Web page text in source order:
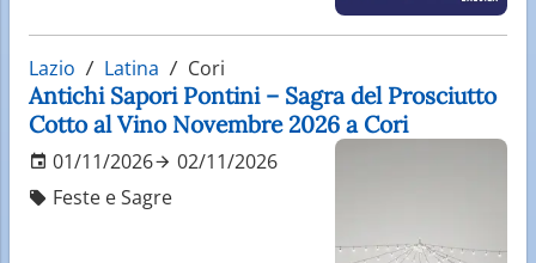
Lazio Latina Cori
Antichi Sapori Pontini – Sagra del Prosciutto
Cotto al Vino Novembre 2026 a Cori
01/11/2026
02/11/2026
Feste e Sagre